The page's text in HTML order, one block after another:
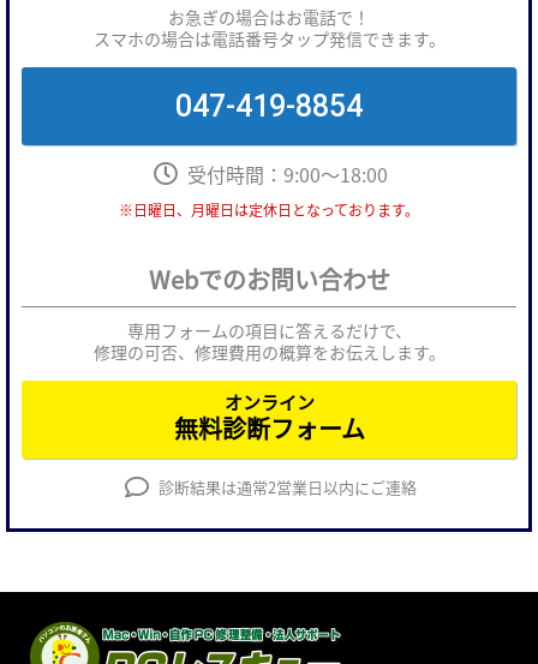
お急ぎの場合はお電話で！
スマホの場合は電話番号タップ発信できます。
047-419-8854
受付時間：9:00～18:00
※日曜日、月曜日は定休日となっております。
Webでのお問い合わせ
専用フォームの項目に答えるだけで、
修理の可否、修理費用の概算をお伝えします。
オンライン
無料診断フォーム
診断結果は通常2営業日以内にご連絡